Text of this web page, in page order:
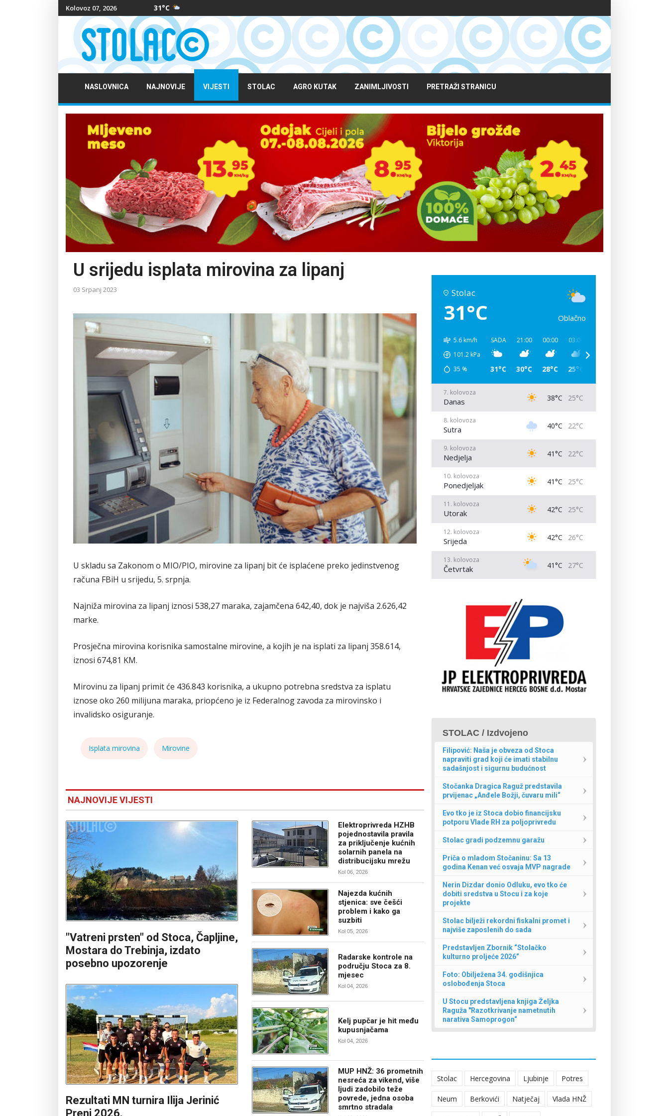
Kolovoz 07, 2026 31°C
NASLOVNICA NAJNOVIJE VIJESTI STOLAC AGRO KUTAK ZANIMLJIVOSTI PRETRAŽI STRANICU
U srijedu isplata mirovina za lipanj
03 Srpanj 2023
U skladu sa Zakonom o MIO/PIO, mirovine za lipanj bit će isplaćene preko jedinstvenog
računa FBiH u srijedu, 5. srpnja.
Najniža mirovina za lipanj iznosi 538,27 maraka, zajamčena 642,40, dok je najviša 2.626,42
marke.
Prosječna mirovina korisnika samostalne mirovine, a kojih je na isplati za lipanj 358.614,
iznosi 674,81 KM.
Mirovinu za lipanj primit će 436.843 korisnika, a ukupno potrebna sredstva za isplatu
iznose oko 260 milijuna maraka, priopćeno je iz Federalnog zavoda za mirovinsko i
invalidsko osiguranje.
Isplata mirovina Mirovine
NAJNOVIJE VIJESTI
"Vatreni prsten" od Stoca, Čapljine,
Mostara do Trebinja, izdato
posebno upozorenje
Rezultati MN turnira Ilija Jerinić
Prenj 2026.
Elektroprivreda HZHB
pojednostavila pravila
za priključenje kućnih
solarnih panela na
distribucijsku mrežu
Kol 06, 2026
Najezda kućnih
stjenica: sve češći
problem i kako ga
suzbiti
Kol 05, 2026
Radarske kontrole na
području Stoca za 8.
mjesec
Kol 04, 2026
Kelj pupčar je hit među
kupusnjačama
Kol 04, 2026
MUP HNŽ: 36 prometnih
nesreća za vikend, više
ljudi zadobilo teže
povrede, jedna osoba
smrtno stradala
Stolac
31°C Oblačno
5.6 km/h
101.2kPa
35 %
SADA
31°C
21:00
30°C
00:00
28°C
03:00
25°C
7. kolovoza
Danas 38°C 25°C
8. kolovoza
Sutra 40°C 22°C
9. kolovoza
Nedjelja 41°C 22°C
10. kolovoza
Ponedjeljak 41°C 25°C
11. kolovoza
Utorak 42°C 25°C
12. kolovoza
Srijeda 42°C 26°C
13. kolovoza
Četvrtak 41°C 27°C
STOLAC / Izdvojeno
Filipović: Naša je obveza od Stoca
napraviti grad koji će imati stabilnu
sadašnjost i sigurnu budućnost
Stočanka Dragica Raguž predstavila
prvijenac „Anđele Božji, čuvaru mili“
Evo tko je iz Stoca dobio financijsku
potporu Vlade RH za poljoprivredu
Stolac gradi podzemnu garažu
Priča o mladom Stočaninu: Sa 13
godina Kenan već osvaja MVP nagrade
Nerin Dizdar donio Odluku, evo tko će
dobiti sredstva u Stocu i za koje
projekte
Stolac bilježi rekordni fiskalni promet i
najviše zaposlenih do sada
Predstavljen Zbornik “Stolačko
kulturno proljeće 2026”
Foto: Obilježena 34. godišnjica
oslobođenja Stoca
U Stocu predstavljena knjiga Željka
Raguža "Razotkrivanje nametnutih
narativa Samoprogon“
Stolac Hercegovina Ljubinje Potres
Neum Berkovići Natječaj Vlada HNŽ